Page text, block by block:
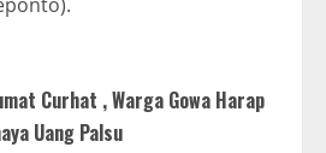
Curhat , Warga Gowa Harap
Uang Palsu